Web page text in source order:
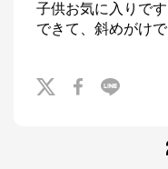
子供お気に入りで
できて、斜めがけ